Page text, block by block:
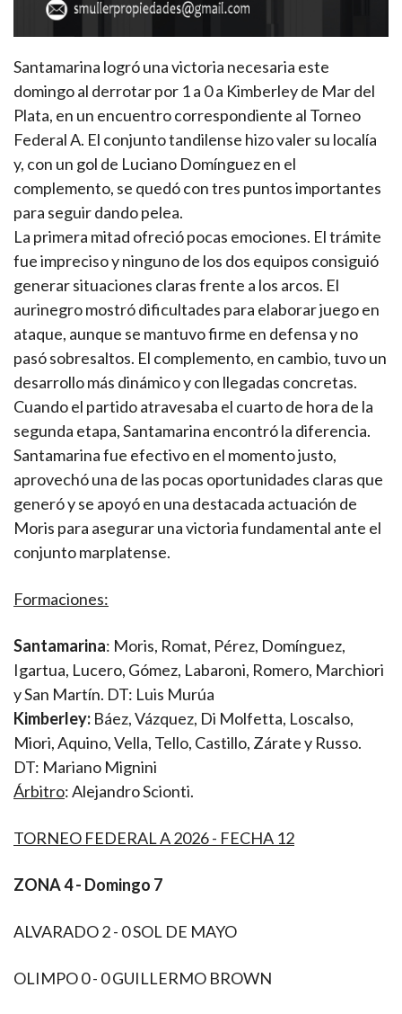
Santamarina logró una victoria necesaria este
domingo al derrotar por 1 a 0 a Kimberley de Mar del
Plata, en un encuentro correspondiente al Torneo
Federal A. El conjunto tandilense hizo valer su localía
y, con un gol de Luciano Domínguez en el
complemento, se quedó con tres puntos importantes
para seguir dando pelea.
La primera mitad ofreció pocas emociones. El trámite
fue impreciso y ninguno de los dos equipos consiguió
generar situaciones claras frente a los arcos. El
aurinegro mostró dificultades para elaborar juego en
ataque, aunque se mantuvo firme en defensa y no
pasó sobresaltos. El complemento, en cambio, tuvo un
desarrollo más dinámico y con llegadas concretas.
Cuando el partido atravesaba el cuarto de hora de la
segunda etapa, Santamarina encontró la diferencia.
Santamarina fue efectivo en el momento justo,
aprovechó una de las pocas oportunidades claras que
generó y se apoyó en una destacada actuación de
Moris para asegurar una victoria fundamental ante el
conjunto marplatense.
Formaciones:
Santamarina: Moris, Romat, Pérez, Domínguez,
Igartua, Lucero, Gómez, Labaroni, Romero, Marchiori
y San Martín. DT: Luis Murúa
Kimberley: Báez, Vázquez, Di Molfetta, Loscalso,
Miori, Aquino, Vella, Tello, Castillo, Zárate y Russo.
DT: Mariano Mignini
Árbitro: Alejandro Scionti.
TORNEO FEDERAL A 2026 - FECHA 12
ZONA 4- Domingo 7
ALVARADO 2 - 0 SOL DE MAYO
OLIMPO 0 - 0 GUILLERMO BROWN